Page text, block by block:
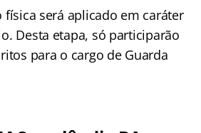
física será aplicado em caráter
Desta etapa, só participarão
para o cargo de Guarda